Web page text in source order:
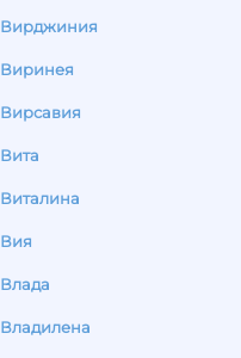
Вирджиния
Виринея
Вирсавия
Вита
Виталина
Вия
Влада
Владилена